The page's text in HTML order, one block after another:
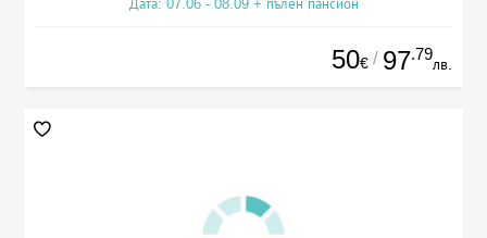
Дата: 07.06 - 08.09 + пълен пансион
50€ / 97.79
лв.